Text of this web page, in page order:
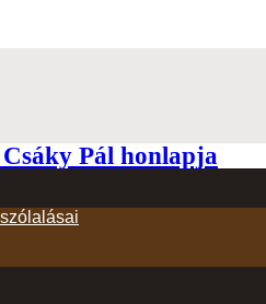
Pál honlapja